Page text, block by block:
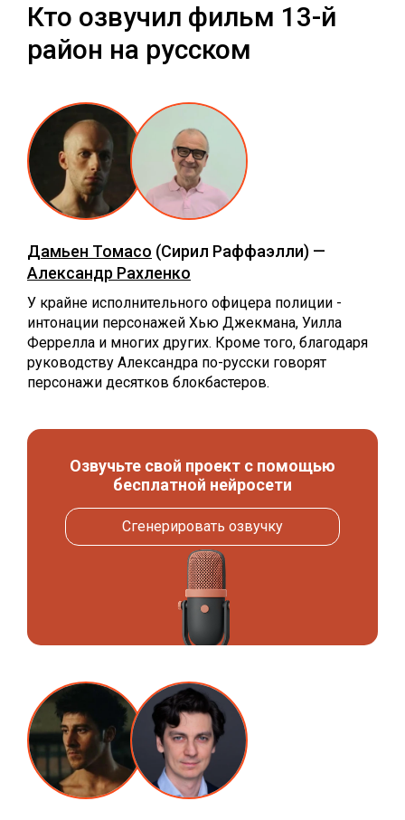
Кто озвучил фильм 13-й
район на русском
Дамьен Томасо (Сирил Раффаэлли) —
Александр Рахленко
У крайне исполнительного офицера полиции -
интонации персонажей Хью Джекмана, Уилла
Феррелла и многих других. Кроме того, благодаря
руководству Александра по-русски говорят
персонажи десятков блокбастеров.
Озвучьте свой проект с помощью
бесплатной нейросети
Сгенерировать озвучку